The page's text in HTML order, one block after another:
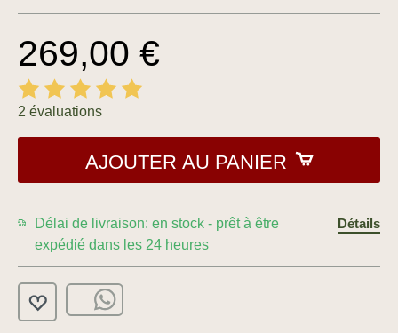
269,00 €
2 évaluations
AJOUTER AU PANIER
Délai de livraison: en stock - prêt à être
expédié dans les 24 heures
Détails